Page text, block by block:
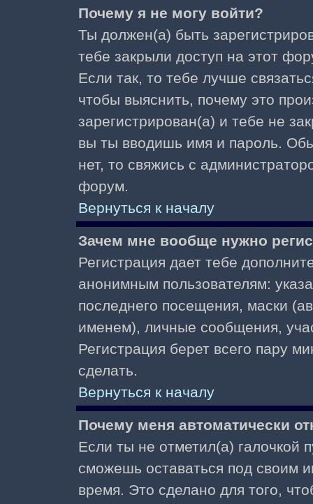
Почему я не могу войти?
Ты должен(а) быть
тебе закрыли доступ на этот
Если так, то тебе лучше
чтобы выяснить, почему это
зарегистрирован(а) и тебе не
вы ты вводишь имя и пароль.
нет, то свяжись с
форум.
Вернуться к началу
Зачем мне вообще нужно
Регистрация дает тебе
анонимным пользователям:
последнего посещения, маски
именем), личные сообщения,
Регистрация берет всего пару
сделать.
Вернуться к началу
Почему меня автоматически
Если ты не отметил(а) галочкой
сможешь оставаться под своим
время. Это сделано для того,